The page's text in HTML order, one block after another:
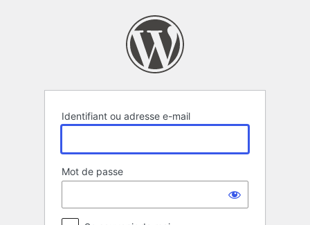
Identifiant ou adresse e-mail
Mot de passe